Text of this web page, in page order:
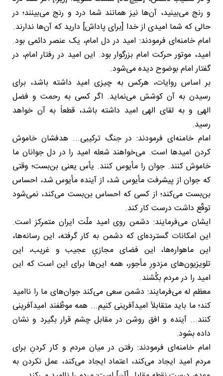
و رنج مى‌بينيد، آن‌ها نيز همانند شما درد و رنج مى‌بينند؛ در‌
حالى ‌كه شما اميدى از خدا [براى پاداش] داريد كه آن‌ها ندارند.
امام خامنه‌ای فرمودند: امید در دل امام، یک عنصر دائمی بود.
امید، موتور حرکت امام بزرگوار بود. این امید در رفتار امام، در
گفتار امام بوضوح دیده می‌شود.
بر اساس روایات، هرکس به چیزی امید داشته باشد، برای
رسیدن به آن کوشش می‌نماید. اگر کسی به رحمت و فضل
الهی و به لقای الهی امید داشته باشد، قطعاً به آن خواهد
رسید.
امام خامنه‌ای فرمودند: در جنگ ترکیبی... هدفشان خاموش
کردن امیدها است. می‌خواهند شعله امید را در دل جوانان ما
خاموش کنند. جوان را مأیوس کنند. یأس یعنی بن‌بست؛ وقتی
که جوان از پیشرفت مأیوس شد، از آینده مأیوس شد، احساس
بن‌بست می‌کند؛ از کسی که احساس بن‌بست می‌کند، نمی‌شود
توقّع داشت درست کار کند.
ایشان می‌فرمایند: دشمن روی امید ملّت ایران متمرکز است.
این امکانات گسترده‌ای که دشمن به کار گرفته، این رسانه‌ها،
این ماهواره‌ها، این فضای مجازیِ عجیب و غریب، این
تلویزیون‌های مزدورِ مأجور، همه این‌ها برای این است که این
امید را در مردم بکُشند.
معظم له می‌فرمایند: دشمن سعی می‌کند جوان‌های ما را ناامید
کند؛ ما باید متقابلاً امیدآفرینی کنیم... همه موظّفند امیدآفرینی
کنند... آینده و افق روشن در مقابل چشم قرار بگیرد و نشان
داده بشود.
امام خامنه‌ای فرمودند: رفتن در میان مردم و کار کردنِ برای
مردم امید ایجاد می‌کند، اعتماد ایجاد می‌کند، عمل نکردن به